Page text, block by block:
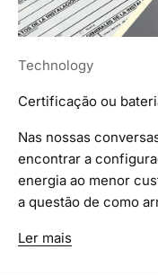
Technology
Certificação ou
Nas nossas
encontrar a
energia ao menor
a questão de como
Ler mais